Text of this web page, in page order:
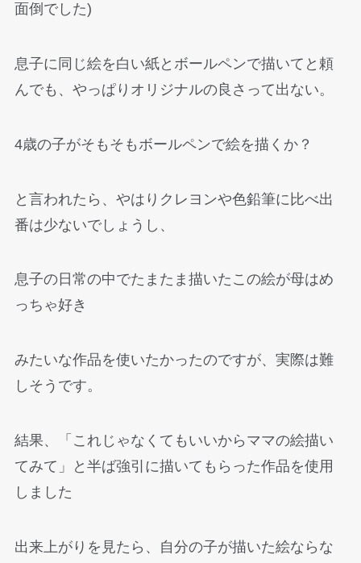
面倒でした)
息子に同じ絵を白い紙とボールペンで描いてと頼
んでも、やっぱりオリジナルの良さって出ない。
4歳の子がそもそもボールペンで絵を描くか？
と言われたら、やはりクレヨンや色鉛筆に比べ出
番は少ないでしょうし、
息子の日常の中でたまたま描いたこの絵が母はめ
っちゃ好き
みたいな作品を使いたかったのですが、実際は難
しそうです。
結果、「これじゃなくてもいいからママの絵描い
てみて」と半ば強引に描いてもらった作品を使用
しました
出来上がりを見たら、自分の子が描いた絵ならな